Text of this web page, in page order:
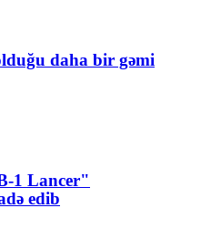
daha bir gəmi
1 Lancer"
edib